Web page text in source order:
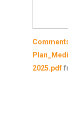
2025.pdf